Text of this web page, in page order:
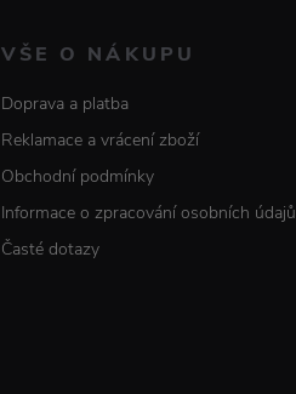
VŠE O NÁKUPU
Doprava a platba
Reklamace a vrácení zboží
Obchodní podmínky
Informace o zpracování osobních údajů
Časté dotazy